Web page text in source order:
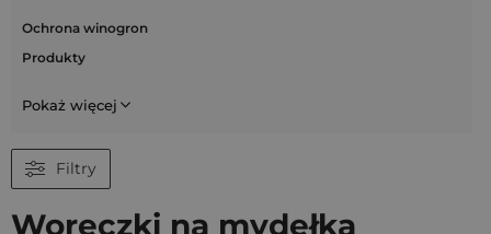
Ochrona winogron
Produkty
Pokaż więcej
Filtry
Woreczki na mydełka